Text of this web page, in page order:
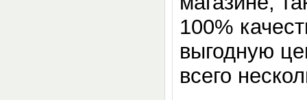
100%
выгодную
всего